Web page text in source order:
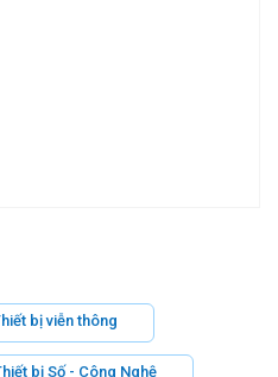
bị viễn thông
bị Số - Công Nghệ